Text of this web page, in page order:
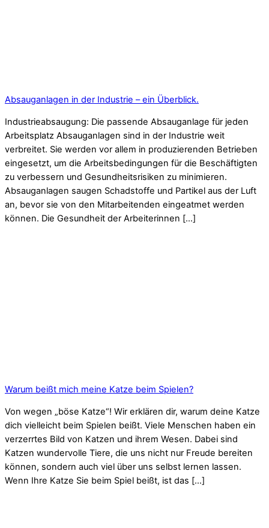
Absauganlagen in der Industrie – ein Überblick.
Industrieabsaugung: Die passende Absauganlage für jeden
Arbeitsplatz Absauganlagen sind in der Industrie weit
verbreitet. Sie werden vor allem in produzierenden Betrieben
eingesetzt, um die Arbeitsbedingungen für die Beschäftigten
zu verbessern und Gesundheitsrisiken zu minimieren.
Absauganlagen saugen Schadstoffe und Partikel aus der Luft
an, bevor sie von den Mitarbeitenden eingeatmet werden
können. Die Gesundheit der Arbeiterinnen […]
Warum beißt mich meine Katze beim Spielen?
Von wegen „böse Katze“! Wir erklären dir, warum deine Katze
dich vielleicht beim Spielen beißt. Viele Menschen haben ein
verzerrtes Bild von Katzen und ihrem Wesen. Dabei sind
Katzen wundervolle Tiere, die uns nicht nur Freude bereiten
können, sondern auch viel über uns selbst lernen lassen.
Wenn Ihre Katze Sie beim Spiel beißt, ist das […]